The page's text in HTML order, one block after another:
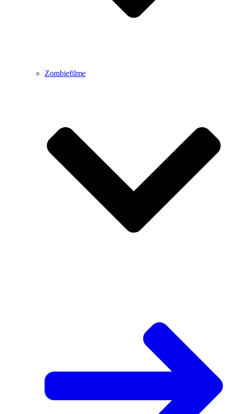
Zombiefilme